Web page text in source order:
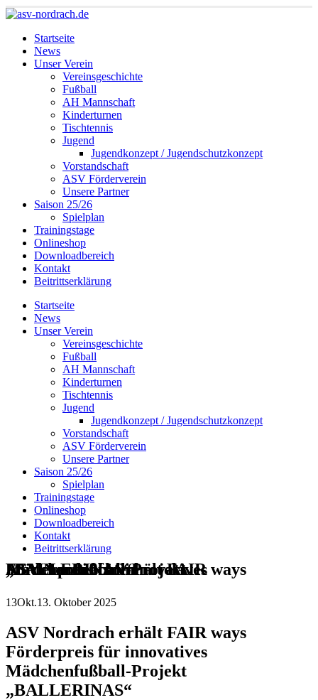
Startseite
News
Unser Verein
Vereinsgeschichte
Fußball
AH Mannschaft
Kinderturnen
Tischtennis
Jugend
Jugendkonzept / Jugendschutzkonzept
Vorstandschaft
ASV Förderverein
Unsere Partner
Saison 25/26
Spielplan
Trainingstage
Onlineshop
Downloadbereich
Kontakt
Beitrittserklärung
Startseite
News
Unser Verein
Vereinsgeschichte
Fußball
AH Mannschaft
Kinderturnen
Tischtennis
Jugend
Jugendkonzept / Jugendschutzkonzept
Vorstandschaft
ASV Förderverein
Unsere Partner
Saison 25/26
Spielplan
Trainingstage
Onlineshop
Downloadbereich
Kontakt
Beitrittserklärung
ASV Nordrach erhält FAIR ways Förderpreis für innovatives Mädchenfußball-Projekt „BALLERINAS“
13Okt.13. Oktober 2025
ASV Nordrach erhält FAIR ways
Förderpreis für innovatives
Mädchenfußball-Projekt
„BALLERINAS“